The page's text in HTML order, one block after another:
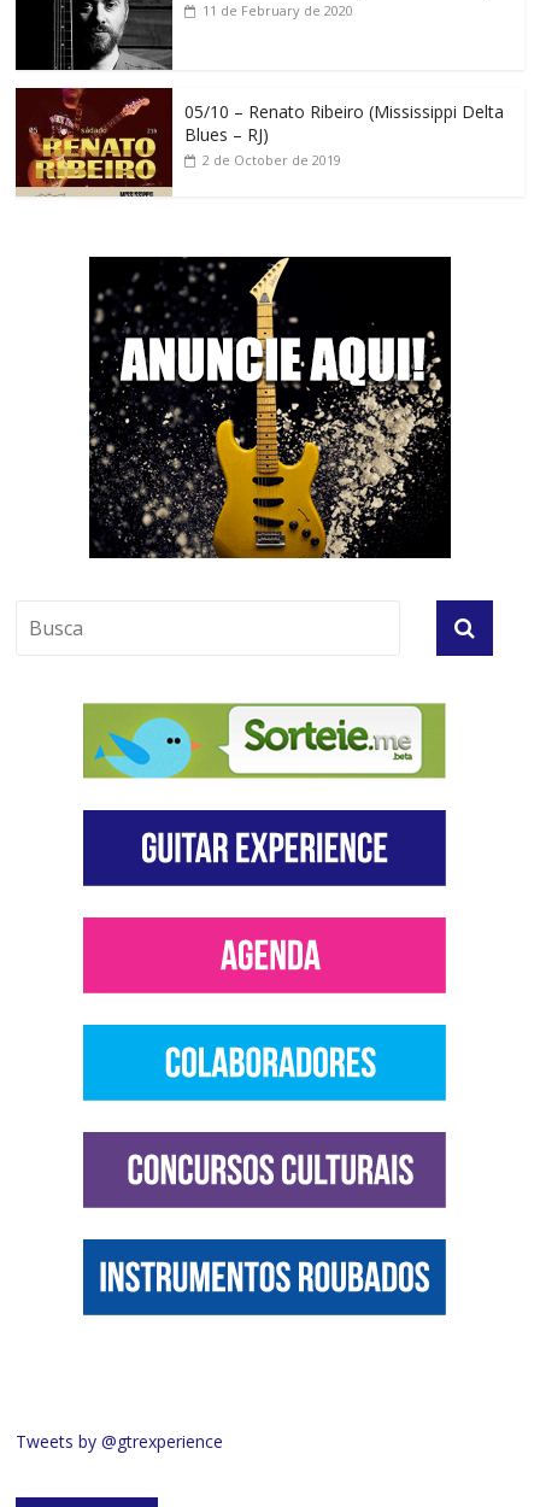
11 de February de 2020
05/10 – Renato Ribeiro (Mississippi Delta
Blues – RJ)
2 de October de 2019
Tweets by @gtrexperience